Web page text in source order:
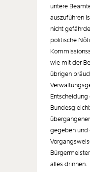
untere
auszuführen
nicht
politische
wie mit der
übrigen
Entscheidung
gegeben und
alles drinnen.